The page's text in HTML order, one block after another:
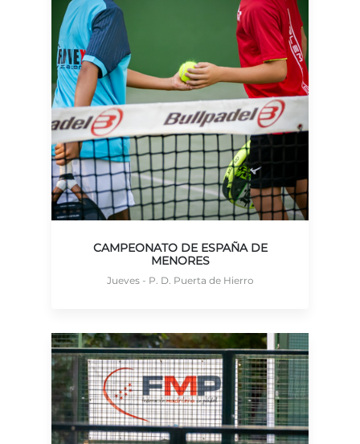
CAMPEONATO DE ESPAÑA DE
MENORES
Jueves - P. D. Puerta de Hierro